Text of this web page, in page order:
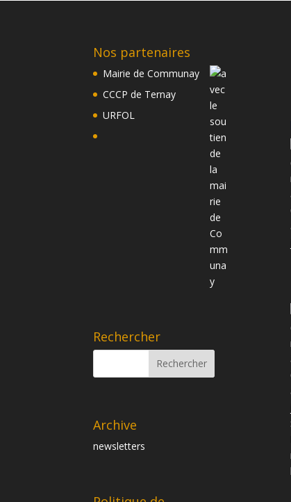
Nos partenaires
Mairie de Communay
CCCP de Ternay
URFOL
Rechercher
Archive
newsletters